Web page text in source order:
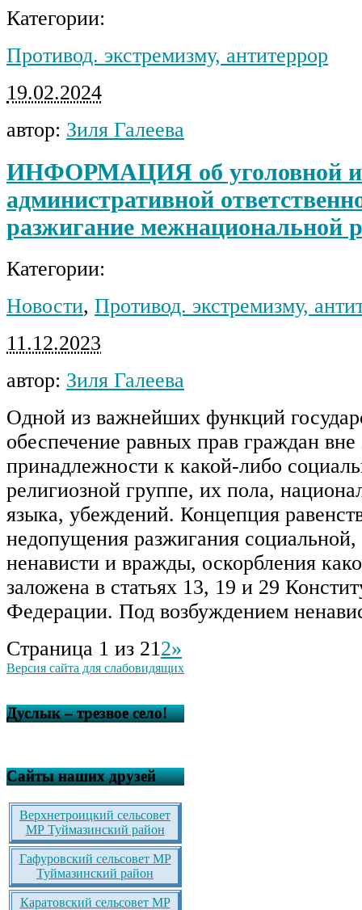
Категории:
Противод. экстремизму, антитеррор
19.02.2024
автор: Зиля Галеева
ИНФОРМАЦИЯ об уголовной и
административной
разжигание межнациональной
Категории:
Новости, Противод. экстремизму,
11.12.2023
автор: Зиля Галеева
Одной из важнейших функций
обеспечение равных прав граждан
принадлежности к какой-либо
религиозной группе, их пола,
языка, убеждений. Концепция
недопущения разжигания социальной,
ненависти и вражды, оскорбления
заложена в статьях 13, 19 и 29
Федерации. Под возбуждением
Страница 1 из 21 2»
Версия сайта для слабовидящих
Дуслык – трезвое село!
Сайты наших друзей
Верхнетроицкий сельсовет
МР Туймазинский район
Гафуровский сельсовет МР
Туймазинский район
Каратовский сельсовет МР